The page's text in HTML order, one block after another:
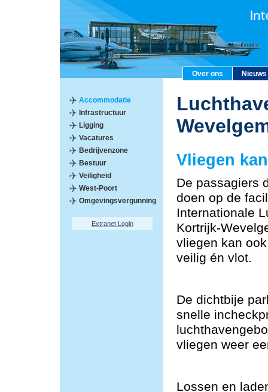
Over ons Nieuws
Accommodatie
Infrastructuur
Ligging
Vacatures
Bedrijvenzone
Bestuur
Veiligheid
West-Poort
Omgevingsvergunning
Extranet Login
Vliegen
De passagiers
doen op de
Internationale
Kortrijk-
vliegen kan
veilig én vlot.
De dichtbije
snelle
vliegen weer
Lossen en